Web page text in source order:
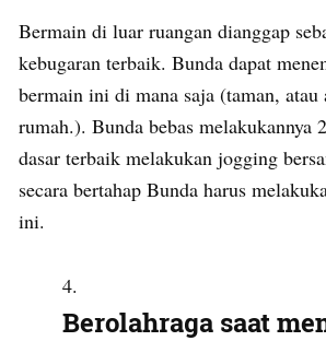
Bermain di luar ruangan dianggap
kebugaran terbaik. Bunda dapat
bermain ini di mana saja (taman, atau
rumah.). Bunda bebas melakukannya
dasar terbaik melakukan jogging
secara bertahap Bunda harus
ini.
Berolahraga saat